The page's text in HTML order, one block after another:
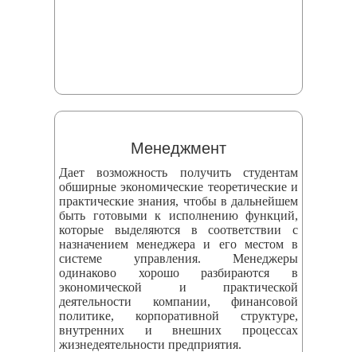
Менеджмент
Дает возможность получить студентам
обширные экономические теоретические и
практические знания, чтобы в дальнейшем
быть готовыми к исполнению функций,
которые выделяются в соответствии с
назначением менеджера и его местом в
системе управления. Менеджеры
одинаково хорошо разбираются в
экономической и практической
деятельности компании, финансовой
политике, корпоративной структуре,
внутренних и внешних процессах
жизнедеятельности предприятия.